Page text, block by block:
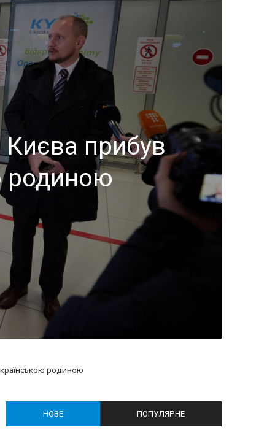
Києва прибув
родиною
родиною
НОВЕ ПОПУЛЯРНЕ